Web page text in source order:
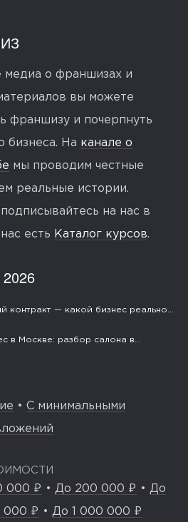
медиа о франшизах и
вы можете
франшизу и почерпнуть
бизнеса. На канале о
мы проводим честные
реальные истории.
на нас в
есть Каталог курсов.
контракт — какой бизнес реально...
в Москве: разбор салона в...
• С минимальными
000 ₽ • До 200 000 ₽ • До
000 ₽ • До 1 000 000 ₽